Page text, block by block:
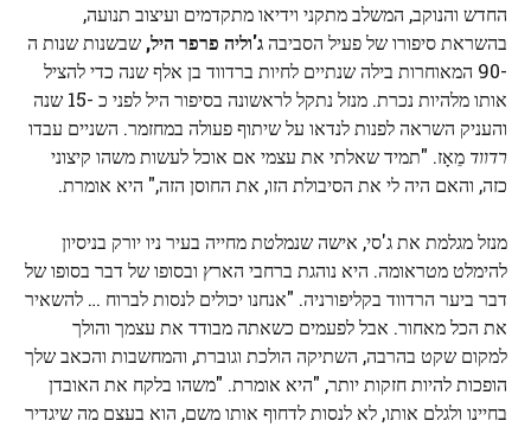
החדש והנוקב, המשלב מתקני וידיאו מתקדמים ועיצוב תנועה,
בהשראת סיפורו של פעיל הסביבהג'וליה פרפר היל, שבשנות שנות ה
-90 המאוחרות בילה שנתיים לחיות ברדווד בן אלף שנה כדי להציל
אותו מלהיות נכרת. מנזל נתקל לראשונה בסיפור היל לפני כ -15 שנה
והעניק השראה לפנות לנדאו על שיתוף פעולה במחזמר. השניים עבדו
רדווד מֵאָז. "תמיד שאלתי את עצמי אם אוכל לעשות משהו קיצוני
כזה, והאם היה לי את הסיבולת הזו, את החוסן הזה," היא אומרת.
מנזל מגלמת את ג'סי, אישה שנמלטת מחייה בעיר ניו יורק בניסיון
להימלט מטראומה. היא נוהגת ברחבי הארץ ובסופו של דבר בסופו של
דבר ביער הרדווד בקליפורניה. "אנחנו יכולים לנסות לברוח … להשאיר
את הכל מאחור. אבל לפעמים כשאתה מבודד את עצמך והולך
למקום שקט בהרבה, השתיקה הולכת וגוברת, והמחשבות והכאב שלך
הופכות להיות חזקות יותר, "היא אומרת. "משהו בלקח את האובדן
בחיינו ולגלם אותו, לא לנסות לדחוף אותו משם, הוא בעצם מה שיגדיר